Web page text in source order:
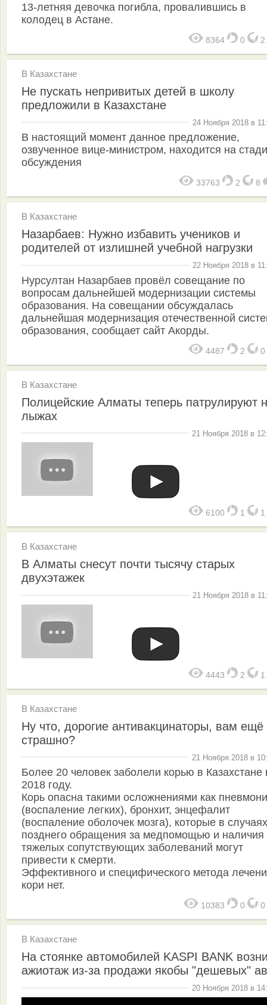
13-летняя девочка погибла, провалившись в
колодец в Астане.
8364 0 2
В Казахстане
Не пускать непривитых детей в школу
предложили в Казахстане
24 Ноября 2018 в
В настоящий момент данное предложение,
озвученное вице-министром, находится на
обсуждения
33763 2 8
В Казахстане
Назарбаев: Нужно избавить учеников и
родителей от излишней учебной нагрузки
22 Ноября 2018 в
Нурсултан Назарбаев провёл совещание по
вопросам дальнейшей модернизации системы
образования. На совещании обсуждалась
дальнейшая модернизация отечественной
образования, сообщает сайт Акорды.
4487 2 0
В Казахстане
Полицейские Алматы теперь патрулируют
лыжах
21 Ноября 2018 в
6100 1 1
В Казахстане
В Алматы снесут почти тысячу старых
двухэтажек
21 Ноября 2018 в
4443 2 1
В Казахстане
Ну что, дорогие антивакцинаторы, вам ещё
страшно?
21 Ноября 2018 в
Более 20 человек заболели корью в Казахстане
2018 году.
Корь опасна такими осложнениями как
(воспаление легких), бронхит, энцефалит
(воспаление оболочек мозга), которые в случаях
позднего обращения за медпомощью и наличия
тяжелых сопутствующих заболеваний могут
привести к смерти.
Эффективного и специфического метода
кори нет.
10383 0 0
В Казахстане
На стоянке автомобилей KASPI BANK
ажиотаж из-за продажи якобы "дешевых"
20 Ноября 2018 в